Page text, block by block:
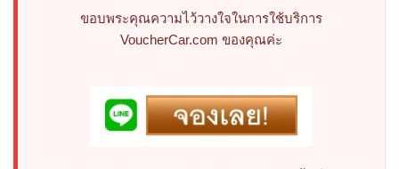
ขอบพระคุณความไว้วางใจในการใช้บริการ
VoucherCar.com ของคุณค่ะ